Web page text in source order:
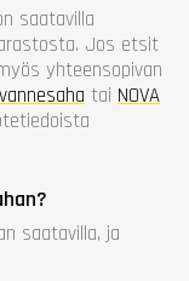
saatavilla
Jos etsit
yhteensopivan
tai NOVA
saatavilla, ja